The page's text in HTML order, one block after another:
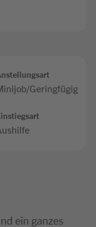
Geringfügig
ein ganzes